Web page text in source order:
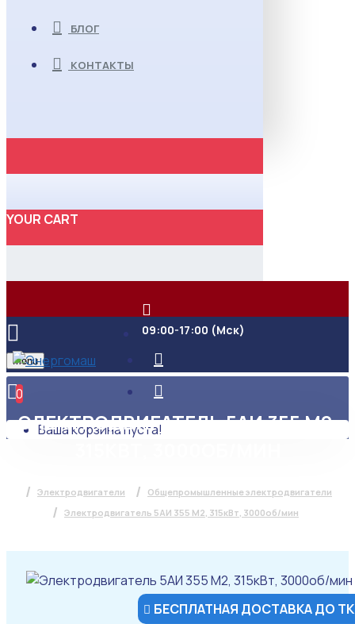
БЛОГ
КОНТАКТЫ
YOUR CART
09:00-17:00 (Мск)
Menu
0
Ваша корзина пуста!
ЭЛЕКТРОДВИГАТЕЛЬ 5АИ 355 М2,
Электродвигатели
Общепромышленные электродвигатели
Электродвигатель 5АИ 355 М2, 315кВт, 3000об/мин
БЕСПЛАТНАЯ ДОСТАВКА ДО